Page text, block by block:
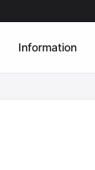
Information